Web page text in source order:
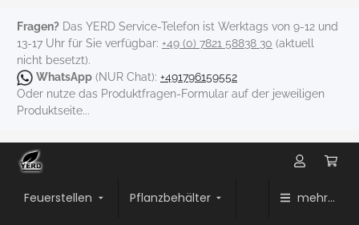
Fragen? Das YERD Service-Telefon ist Werktags von 9-12 und
13-17 Uhr für Sie verfügbar: +49 (0) 7821 58838 30 (aktuell
nicht besetzt).
WhatsApp (NUR Chat): +491796159552
Oder nutze das Produktfragen-Formular auf der jeweiligen
Produktseite...
Feuerstellen Pflanzbehälter mehr...